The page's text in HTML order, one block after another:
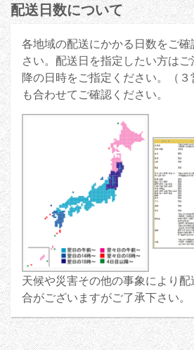
配送日数について
各地域の配送にかかる日数をご
さい。配送日を指定したい方は
降の日時をご指定ください。（
も合わせてご確認ください。
天候や災害その他の事象により
合がございますがご了承下さい。